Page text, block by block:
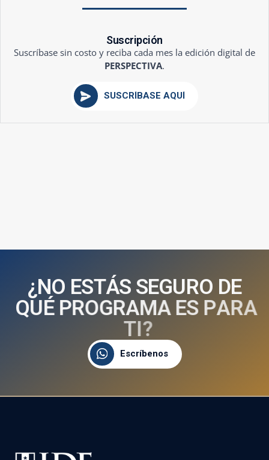
Suscripción
Suscríbase sin costo y reciba cada mes la edición digital de
PERSPECTIVA.
SUSCRÍBASE AQUÍ
¿NO ESTÁS SEGURO DE
QUÉ PROGRAMA ES PARA
TI?
Escríbenos